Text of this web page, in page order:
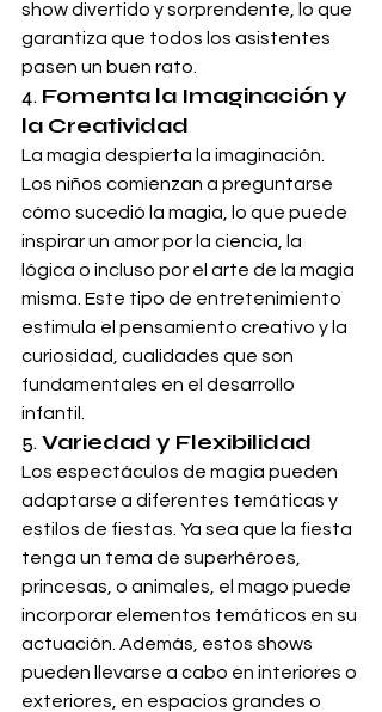
show divertido y sorprendente, lo que
garantiza que todos los asistentes
pasen un buen rato.
4. Fomenta la Imaginación y
la Creatividad
La magia despierta la imaginación.
Los niños comienzan a preguntarse
cómo sucedió la magia, lo que puede
inspirar un amor por la ciencia, la
lógica o incluso por el arte de la magia
misma. Este tipo de entretenimiento
estimula el pensamiento creativo y la
curiosidad, cualidades que son
fundamentales en el desarrollo
infantil.
5. Variedad y Flexibilidad
Los espectáculos de magia pueden
adaptarse a diferentes temáticas y
estilos de fiestas. Ya sea que la fiesta
tenga un tema de superhéroes,
princesas, o animales, el mago puede
incorporar elementos temáticos en su
actuación. Además, estos shows
pueden llevarse a cabo en interiores o
exteriores, en espacios grandes o